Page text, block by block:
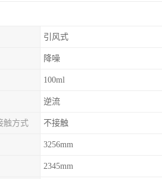
引风式
降噪
100ml
逆流
触方式 不接触
3256mm
2345mm